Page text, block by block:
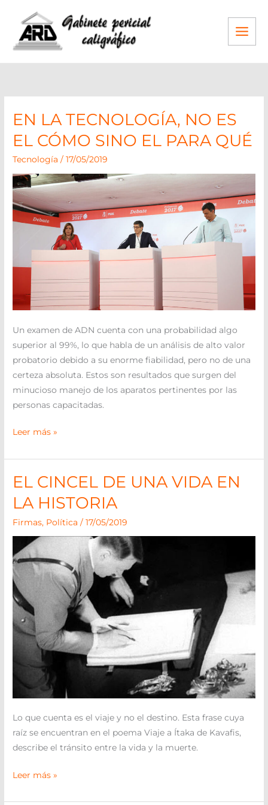
contenido
EN LA TECNOLOGÍA, NO ES
EL CÓMO SINO EL PARA QUÉ
Tecnología /17/05/2019
Un examen de ADN cuenta con una probabilidad algo
superior al 99%, lo que habla de un análisis de alto valor
probatorio debido a su enorme fiabilidad, pero no de una
certeza absoluta. Estos son resultados que surgen del
minucioso manejo de los aparatos pertinentes por las
personas capacitadas.
EN
TECNOLOGÍA,
NO
ES
EL
CÓMO
SINO
PARA
QUÉ
Leer más »
EL CINCEL DE UNA VIDA EN
LA HISTORIA
Firmas, Política /17/05/2019
Lo que cuenta es el viaje y no el destino. Esta frase cuya
raíz se encuentran en el poema Viaje a Ítaka de Kavafis,
describe el tránsito entre la vida y la muerte.
EL
DE
UNA
VIDA
EN
LA
HISTORIA
Leer más »